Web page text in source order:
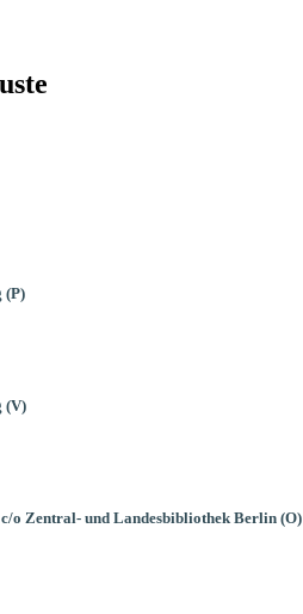
(P)
(V)
o Zentral- und Landesbibliothek Berlin (O)